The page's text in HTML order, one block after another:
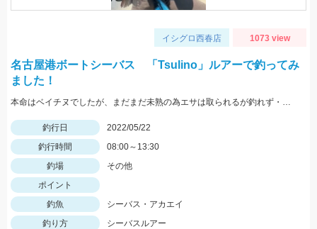
イシグロ西春店 1073 view
名古屋港ボートシーバス 「Tsulino」ルアーで釣ってみ
ました！
本命はベイチヌでしたが、まだまだ未熟の為エサは取られるが釣れず・・・
釣行日
2022/05/22
釣行時間
08:00～13:30
釣場
その他
ポイント
釣魚
シーバス・アカエイ
釣り方
シーバスルアー